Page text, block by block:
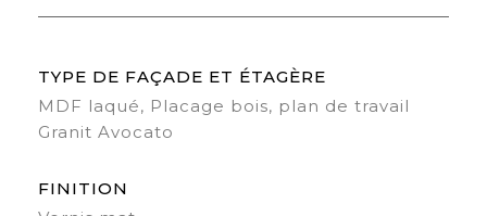
TYPE DE FAÇADE ET ÉTAGÈRE
MDF laqué, Placage bois, plan de travail
Granit Avocato
FINITION